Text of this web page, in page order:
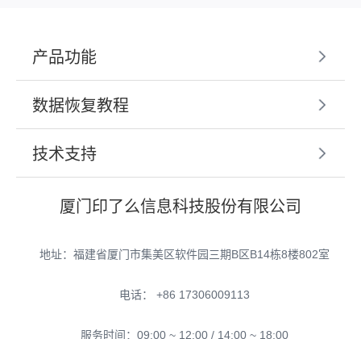
产品功能
数据恢复教程
技术支持
厦门印了么信息科技股份有限公司
地址：福建省厦门市集美区软件园三期B区B14栋8楼802室
电话： +86 17306009113
服务时间：09:00 ~ 12:00 / 14:00 ~ 18:00